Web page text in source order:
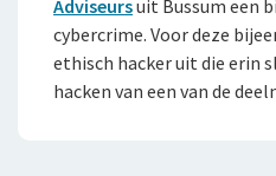
Adviseursuit Bussum een
cybercrime. Voor deze
ethisch hacker uit die erin
hacken van een van de